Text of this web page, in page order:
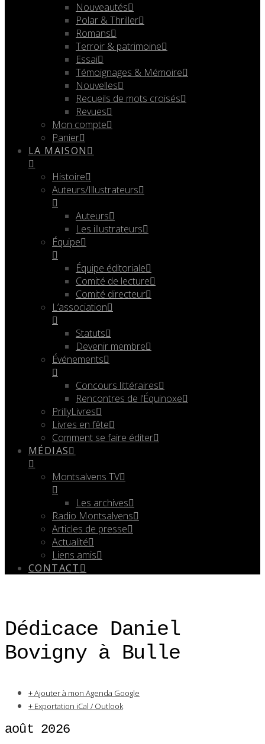
Nouveautés
Polar & Thriller
Romans
Terroir & patrimoine
Essai
Témoignages & Mémoire
Nouvelles
Recueils de mots croisés
Revues
Mon compte
Panier
LA MAISON
Histoire
Auteurs/Illustrateurs
Auteurs
Les illustrateurs
Équipe
Équipe éditoriale
Comité de lecture
Comité directeur
L’association
Statuts
Devenir membre
Événements
Concours littéraires
Rencontres de l’Équinoxe
PrillyLivres
Livres en fête
Comment se faire éditer
MÉDIAS
Montsalvens TV
Les archives
Radio Montsalvens
Articles de presse
Actualité
Liens amis
CONTACT
Dédicace Daniel
Bovigny à Bulle
+ Ajouter à mon Agenda Google
+ Exportation iCal / Outlook
août 2026